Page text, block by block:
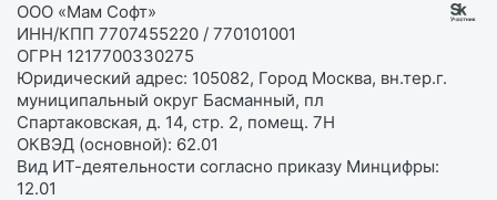
ООО «Мам Софт»
ИНН/КПП 7707455220 / 770101001
ОГРН 1217700330275
Юридический адрес: 105082, Город Москва, вн.тер.г.
муниципальный округ Басманный, пл
Спартаковская, д. 14, стр. 2, помещ. 7Н
ОКВЭД (основной): 62.01
Вид ИТ-деятельности согласно приказу Минцифры:
12.01